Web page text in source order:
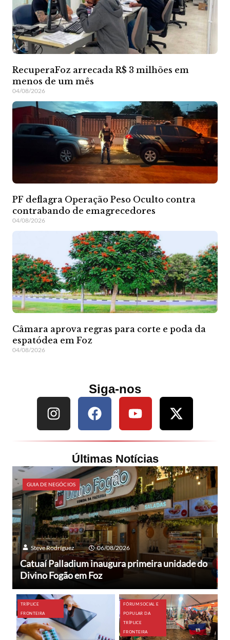
RecuperaFoz arrecada R$ 3 milhões em
menos de um mês
04/08/2026
PF deflagra Operação Peso Oculto contra
contrabando de emagrecedores
04/08/2026
Câmara aprova regras para corte e poda da
espatódea em Foz
04/08/2026
Siga-nos
Últimas Notícias
GUIA DE NEGÓCIOS
Steve Rodríguez 06/08/2026
Catuaí Palladium inaugura primeira unidade do
Divino Fogão em Foz
TRÍPLICE
FRONTEIRA
FÓRUM SOCIAL E
POPULAR DA
TRÍPLICE
FRONTEIRA